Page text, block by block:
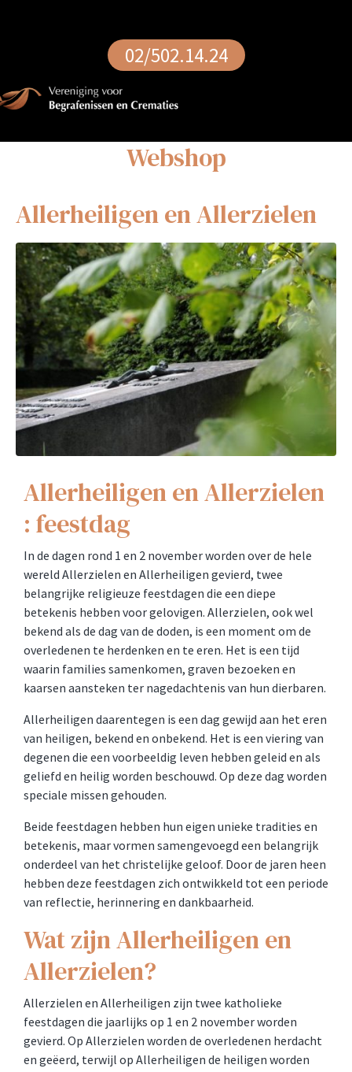
02/502.14.24
Webshop
Allerheiligen en Allerzielen
Allerheiligen en Allerzielen
: feestdag
In de dagen rond 1 en 2 november worden over de hele
wereld Allerzielen en Allerheiligen gevierd, twee
belangrijke religieuze feestdagen die een diepe
betekenis hebben voor gelovigen. Allerzielen, ook wel
bekend als de dag van de doden, is een moment om de
overledenen te herdenken en te eren. Het is een tijd
waarin families samenkomen, graven bezoeken en
kaarsen aansteken ter nagedachtenis van hun dierbaren.
Allerheiligen daarentegen is een dag gewijd aan het eren
van heiligen, bekend en onbekend. Het is een viering van
degenen die een voorbeeldig leven hebben geleid en als
geliefd en heilig worden beschouwd. Op deze dag worden
speciale missen gehouden.
Beide feestdagen hebben hun eigen unieke tradities en
betekenis, maar vormen samengevoegd een belangrijk
onderdeel van het christelijke geloof. Door de jaren heen
hebben deze feestdagen zich ontwikkeld tot een periode
van reflectie, herinnering en dankbaarheid.
Wat zijn Allerheiligen en
Allerzielen?
Allerzielen en Allerheiligen zijn twee katholieke
feestdagen die jaarlijks op 1 en 2 november worden
gevierd. Op Allerzielen worden de overledenen herdacht
en geëerd, terwijl op Allerheiligen de heiligen worden